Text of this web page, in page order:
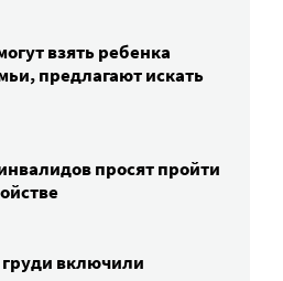
взять ребенка
предлагают искать
просят пройти
груди включили